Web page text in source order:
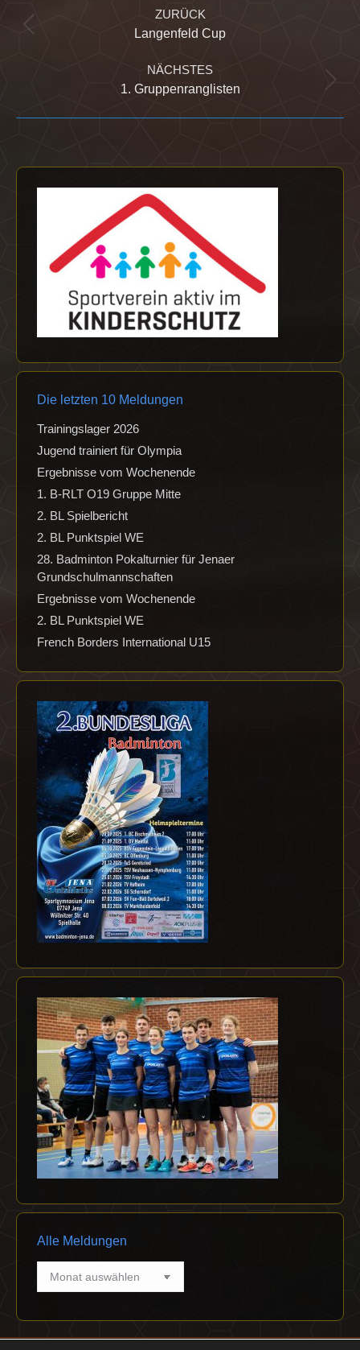
ZURÜCK
Vorheriger
Langenfeld Cup
NÄCHSTES
Nächster
1. Gruppenranglisten
Die letzten 10 Meldungen
Trainingslager 2026
Jugend trainiert für Olympia
Ergebnisse vom Wochenende
1. B-RLT O19 Gruppe Mitte
2. BL Spielbericht
2. BL Punktspiel WE
28. Badminton Pokalturnier für Jenaer
Grundschulmannschaften
Ergebnisse vom Wochenende
2. BL Punktspiel WE
French Borders International U15
Alle Meldungen
Alle